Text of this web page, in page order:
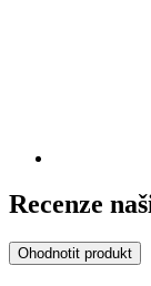
Recenze
Ohodnotit produkt